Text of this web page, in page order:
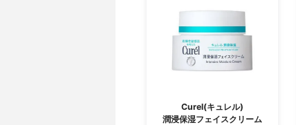
Curel(キュレル)
潤浸保湿フェイスクリーム